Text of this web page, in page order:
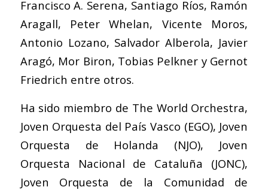
Francisco A. Serena, Santiago Ríos, Ramón
Aragall, Peter Whelan, Vicente Moros,
Antonio Lozano, Salvador Alberola, Javier
Aragó, Mor Biron, Tobias Pelkner y Gernot
Friedrich entre otros.
Ha sido miembro de The World Orchestra,
Joven Orquesta del País Vasco (EGO), Joven
Orquesta de Holanda (NJO), Joven
Orquesta Nacional de Cataluña (JONC),
Joven Orquesta de la Comunidad de